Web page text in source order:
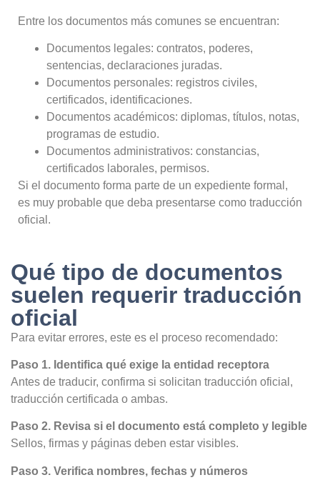
Entre los documentos más comunes se encuentran:
Documentos legales: contratos, poderes,
sentencias, declaraciones juradas.
Documentos personales: registros civiles,
certificados, identificaciones.
Documentos académicos: diplomas, títulos, notas,
programas de estudio.
Documentos administrativos: constancias,
certificados laborales, permisos.
Si el documento forma parte de un expediente formal,
es muy probable que deba presentarse como traducción
oficial.
Qué tipo de documentos
suelen requerir traducción
oficial
Para evitar errores, este es el proceso recomendado:
Paso 1. Identifica qué exige la entidad receptora
Antes de traducir, confirma si solicitan traducción oficial,
traducción certificada o ambas.
Paso 2. Revisa si el documento está completo y legible
Sellos, firmas y páginas deben estar visibles.
Paso 3. Verifica nombres, fechas y números